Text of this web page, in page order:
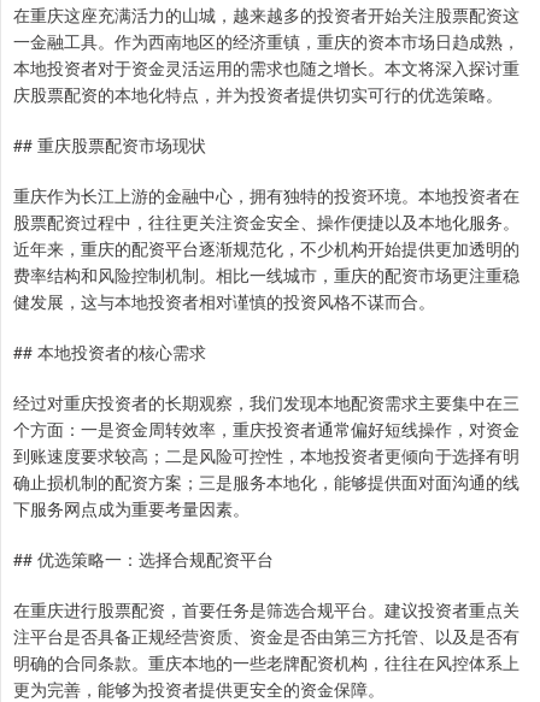
在重庆这座充满活力的山城，越来越多的投资者开始关注股票配资这
一金融工具。作为西南地区的经济重镇，重庆的资本市场日趋成熟，
本地投资者对于资金灵活运用的需求也随之增长。本文将深入探讨重
庆股票配资的本地化特点，并为投资者提供切实可行的优选策略。
## 重庆股票配资市场现状
重庆作为长江上游的金融中心，拥有独特的投资环境。本地投资者在
股票配资过程中，往往更关注资金安全、操作便捷以及本地化服务。
近年来，重庆的配资平台逐渐规范化，不少机构开始提供更加透明的
费率结构和风险控制机制。相比一线城市，重庆的配资市场更注重稳
健发展，这与本地投资者相对谨慎的投资风格不谋而合。
## 本地投资者的核心需求
经过对重庆投资者的长期观察，我们发现本地配资需求主要集中在三
个方面：一是资金周转效率，重庆投资者通常偏好短线操作，对资金
到账速度要求较高；二是风险可控性，本地投资者更倾向于选择有明
确止损机制的配资方案；三是服务本地化，能够提供面对面沟通的线
下服务网点成为重要考量因素。
## 优选策略一：选择合规配资平台
在重庆进行股票配资，首要任务是筛选合规平台。建议投资者重点关
注平台是否具备正规经营资质、资金是否由第三方托管、以及是否有
明确的合同条款。重庆本地的一些老牌配资机构，往往在风控体系上
更为完善，能够为投资者提供更安全的资金保障。